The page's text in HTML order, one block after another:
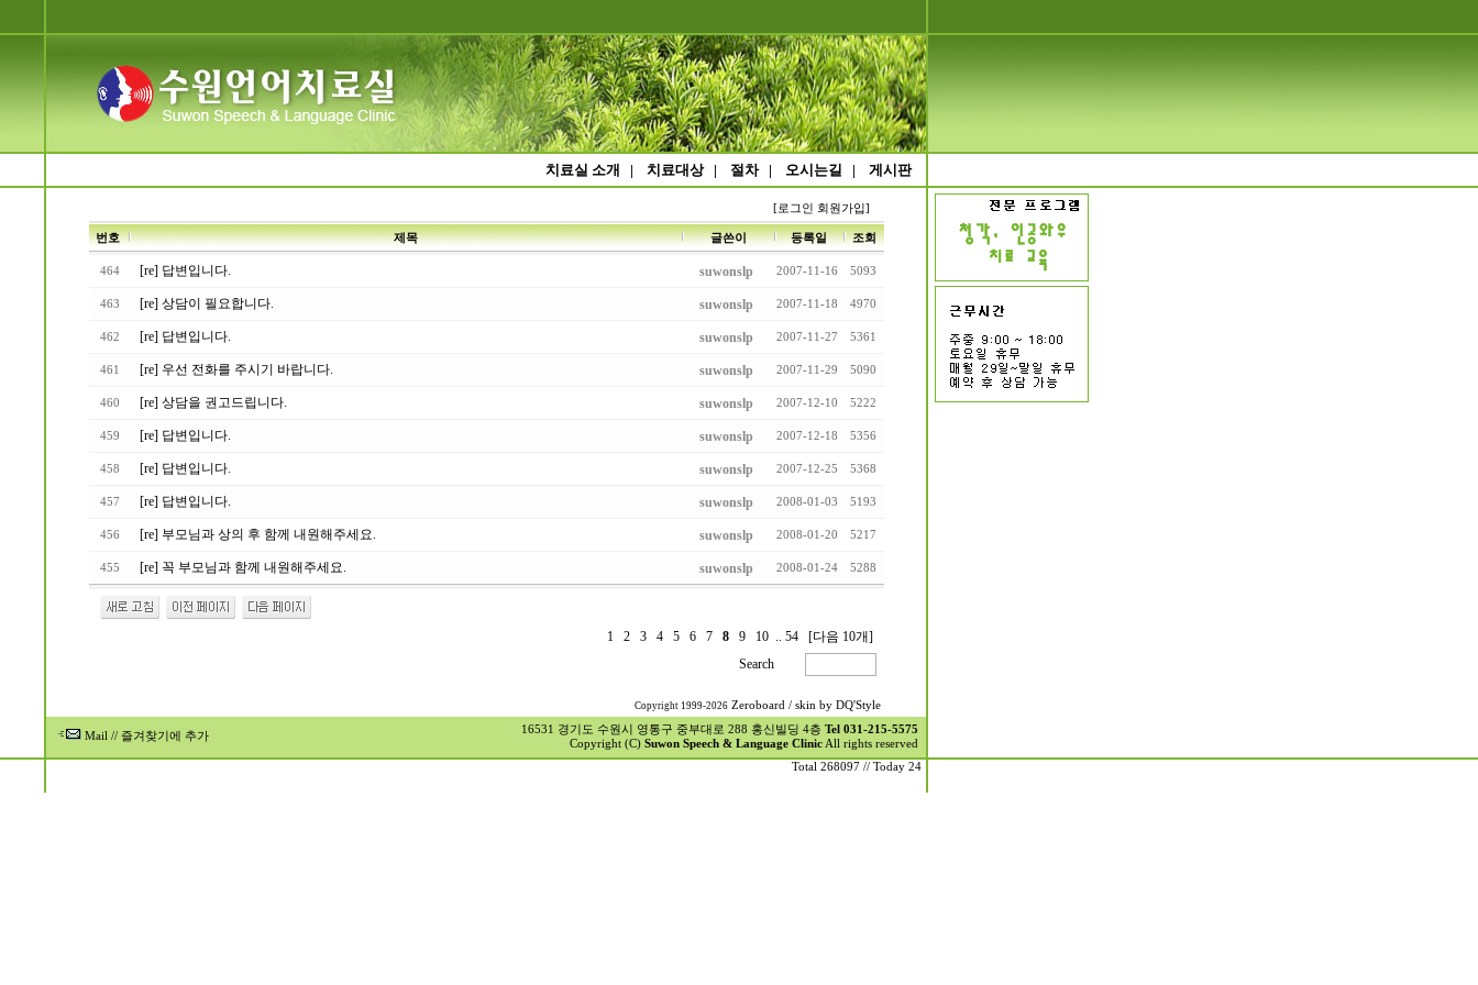
치료실 소개 | 치료대상| 절차| 오시는길 | 게시판
[로그인 회원가입]
번호 제목 글쓴이 등록일 조회
464 [re] 답변입니다. suwonslp 2007-11-16 5093
463 [re] 상담이 필요합니다. suwonslp 2007-11-18 4970
462 [re] 답변입니다. suwonslp 2007-11-27 5361
461 [re] 우선 전화를 주시기 바랍니다. suwonslp 2007-11-29 5090
460 [re] 상담을 권고드립니다. suwonslp 2007-12-10 5222
459 [re] 답변입니다. suwonslp 2007-12-18 5356
458 [re] 답변입니다. suwonslp 2007-12-25 5368
457 [re] 답변입니다. suwonslp 2008-01-03 5193
456 [re] 부모님과 상의 후 함께 내원해주세요. suwonslp 2008-01-20 5217
455 [re] 꼭 부모님과 함께 내원해주세요. suwonslp 2008-01-24 5288
1 2 3 4 5 6 7 8 9 10 .. 54
[다음 10개]
Search
Copyright 1999-2026 Zeroboard / skin by DQ'Style
Mail // 즐겨찾기에 추가
16531 경기도 수원시 영통구 중부대로 288 홍신빌딩 4층 Tel 031-215-5575
Copyright (C) Suwon Speech & Language Clinic All rights reserved
Total 268097 // Today 24